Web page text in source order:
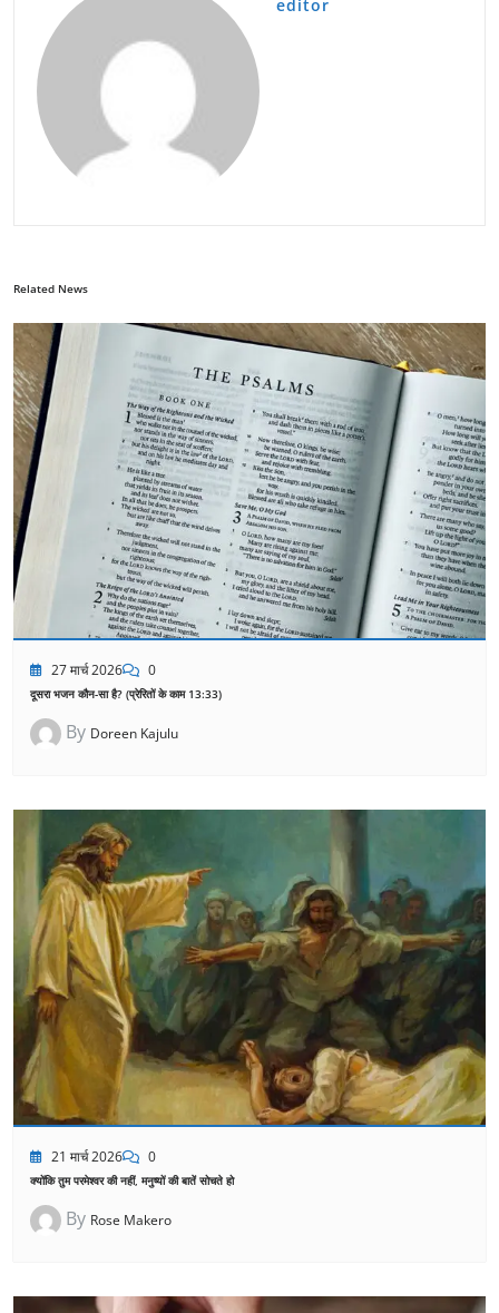
editor
Related News
27 मार्च 2026 0
दूसरा भजन कौन-सा है? (प्रेरितों के काम 13:33)
By Doreen Kajulu
21 मार्च 2026 0
क्योंकि तुम परमेश्वर की नहीं, मनुष्यों की बातें सोचते हो
By Rose Makero